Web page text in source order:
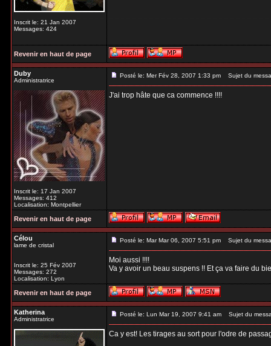
Inscrit le: 21 Jan 2007
Messages: 424
Revenir en haut de page
Duby
Administratrice
Inscrit le: 17 Jan 2007
Messages: 412
Localisation: Montpellier
Posté le: Mer Fév 28, 2007 1:33 pm Sujet du
J'ai trop hâte que ca commence !!!!
Revenir en haut de page
Célou
lame de cristal
Inscrit le: 25 Fév 2007
Messages: 272
Localisation: Lyon
Posté le: Mar Mar 06, 2007 5:51 pm Sujet du
Moi aussi !!!!
Va y avoir un beau suspens !! Et ça va faire du
Revenir en haut de page
Katherina
Administratrice
Posté le: Lun Mar 19, 2007 9:41 am Sujet du
Ca y est! Les tirages au sort pour l'odre de